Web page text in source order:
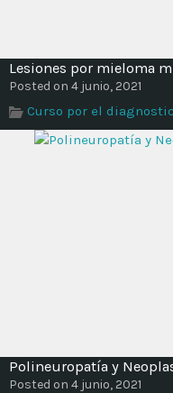
Lesiones por mieloma
Posted on 4 junio, 2021
Curso por el
Polineuropatía y
Posted on 4 junio, 2021